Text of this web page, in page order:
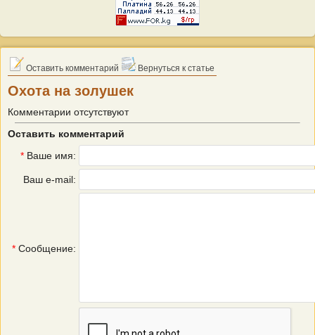
Оставить комментарий Вернуться к статье
Охота на золушек
Комментарии отсутствуют
Оставить комментарий
* Ваше имя:
Ваш e-mail:
* Сообщение: